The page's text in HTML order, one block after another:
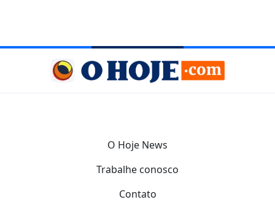
O Hoje News
Trabalhe conosco
Contato